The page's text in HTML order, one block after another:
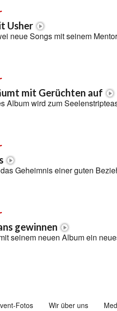
Usher
neue Songs mit seinem
mit Gerüchten auf
Album wird zum
Geheimnis einer guten
gewinnen
seinem neuen Album ein
Fotos Wir über uns